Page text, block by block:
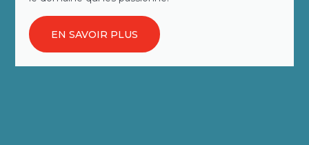
EN SAVOIR PLUS